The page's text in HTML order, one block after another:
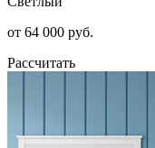
от 64 000 руб.
Рассчитать